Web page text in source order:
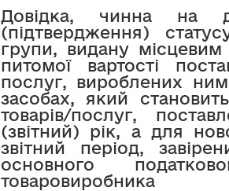
Довідка, чинна на
(підтвердження)
групи, видану
питомої вартості
послуг, вироблених
засобах, який
товарів/послуг,
(звітний) рік, а для
звітний період,
основного
товаровиробника